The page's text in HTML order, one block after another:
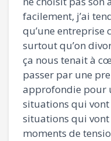
facilement, j’ai
qu’une entreprise
surtout qu’on
ça nous tenait à
passer par une
approfondie pour
situations qui vont
situations qui vont
moments de